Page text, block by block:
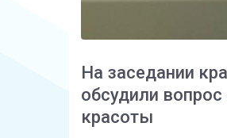
На заседании
обсудили
красоты